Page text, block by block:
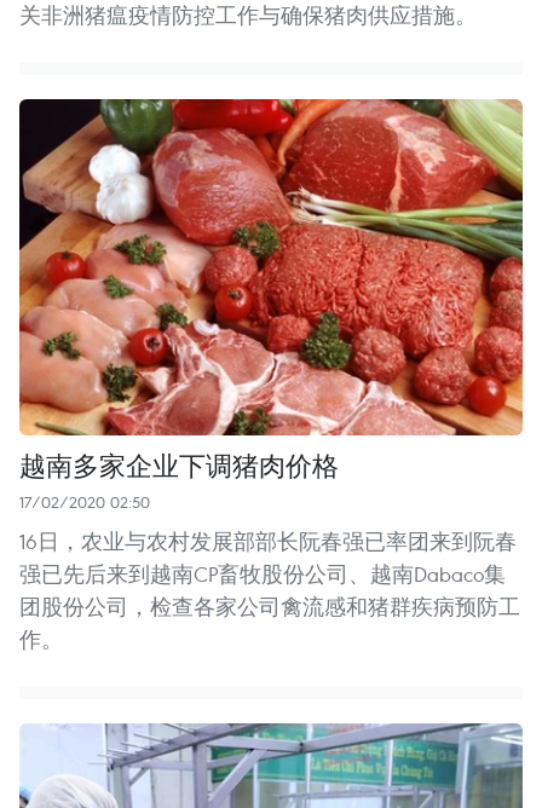
关非洲猪瘟疫情防控工作与确保猪肉供应措施。
越南多家企业下调猪肉价格
17/02/2020 02:50
16日，农业与农村发展部部长阮春强已率团来到阮春
强已先后来到越南CP畜牧股份公司、越南Dabaco集
团股份公司，检查各家公司禽流感和猪群疾病预防工
作。